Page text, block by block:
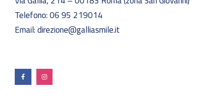
Telefono:06 95 219014
Email:direzione@galliasmile.it